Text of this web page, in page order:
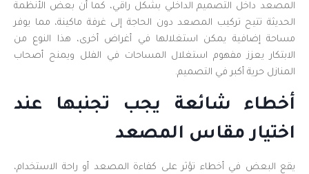
المصعد داخل التصميم الداخلي بشكل راقي، كما أن بعض الأنظمة
الحديثة تتيح تركيب المصعد دون الحاجة إلى غرفة ماكينة، مما يوفر
مساحة إضافية يمكن استغلالها في أغراض أخرى، هذا النوع من
الابتكار يعزز مفهوم استغلال المساحات في الفلل ويمنح أصحاب
المنازل حرية أكبر في التصميم.
أخطاء شائعة يجب تجنبها عند
اختيار مقاس المصعد
يقع البعض في أخطاء تؤثر على كفاءة المصعد أو راحة الاستخدام،